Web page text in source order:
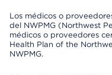
Los médicos o
del NWPMG (Northwest
médicos o proveedores
Health Plan of the
NWPMG.